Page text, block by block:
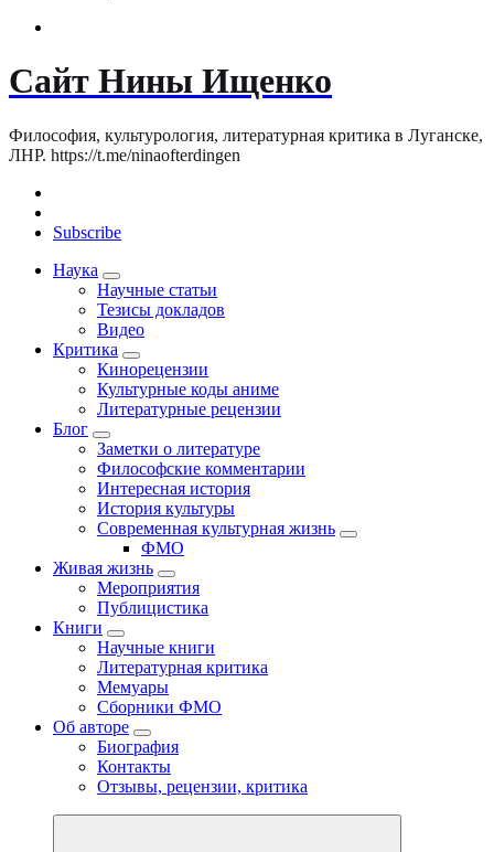
Сайт Нины Ищенко
Философия, культурология, литературная критика в Луганске,
ЛНР. https://t.me/ninaofterdingen
Subscribe
Наука
Научные статьи
Тезисы докладов
Видео
Критика
Кинорецензии
Культурные коды аниме
Литературные рецензии
Блог
Заметки о литературе
Философские комментарии
Интересная история
История культуры
Современная культурная жизнь
ФМО
Живая жизнь
Мероприятия
Публицистика
Книги
Научные книги
Литературная критика
Мемуары
Сборники ФМО
Об авторе
Биография
Контакты
Отзывы, рецензии, критика